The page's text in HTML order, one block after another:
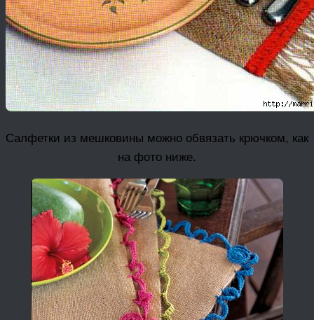
Салфетки из мешковины можно обвязать крючком, как
на фото ниже.